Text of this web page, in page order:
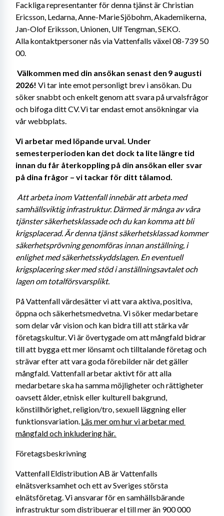
Fackliga representanter för denna tjänst är Christian
Ericsson, Ledarna, Anne-Marie Sjöbohm, Akademikerna,
Jan-Olof Eriksson, Unionen, Ulf Tengman, SEKO.
Alla kontaktpersoner nås via Vattenfalls växel 08-739 50
00.
Välkommen med din ansökan senast den 9 augusti
2026! Vi tar inte emot personligt brev i ansökan. Du
söker snabbt och enkelt genom att svara på urvalsfrågor
och bifoga ditt CV. Vi tar endast emot ansökningar via
vår webbplats.
Vi arbetar med löpande urval. Under
semesterperioden kan det dock ta lite längre tid
innan du får återkoppling på din ansökan eller svar
på dina frågor – vi tackar för ditt tålamod.
Att arbeta inom Vattenfall innebär att arbeta med
samhällsviktig infrastruktur. Därmed är många av våra
tjänster säkerhetsklassade och du kan komma att bli
krigsplacerad. Är denna tjänst säkerhetsklassad kommer
säkerhetsprövning genomföras innan anställning, i
enlighet med säkerhetsskyddslagen. En eventuell
krigsplacering sker med stöd i anställningsavtalet och
lagen om totalförsvarsplikt.
På Vattenfall värdesätter vi att vara aktiva, positiva,
öppna och säkerhetsmedvetna. Vi söker medarbetare
som delar vår vision och kan bidra till att stärka vår
företagskultur. Vi är övertygade om att mångfald bidrar
till att bygga ett mer lönsamt och tilltalande företag och
strävar efter att vara goda förebilder när det gäller
mångfald. Vattenfall arbetar aktivt för att alla
medarbetare ska ha samma möjligheter och rättigheter
oavsett ålder, etnisk eller kulturell bakgrund,
könstillhörighet, religion/tro, sexuell läggning eller
funktionsvariation. Läs mer om hur vi arbetar med
mångfald och inkludering här.
Företagsbeskrivning
Vattenfall Eldistribution AB är Vattenfalls
elnätsverksamhet och ett av Sveriges största
elnätsföretag. Vi ansvarar för en samhällsbärande
infrastruktur som distribuerar el till mer än 900 000